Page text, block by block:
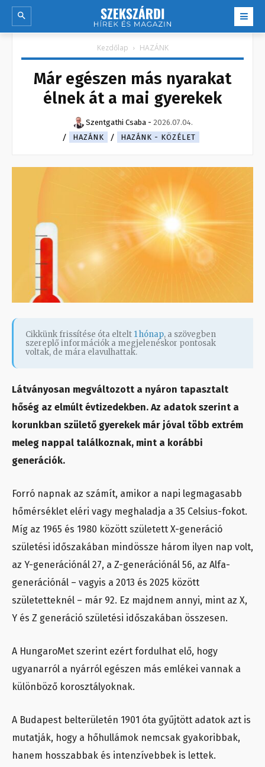
Kezdőlap HAZÁNK
Már egészen más nyarakat
élnek át a mai gyerekek
Szentgathi Csaba - 2026.07.04.
HAZÁNK
HAZÁNK - KÖZÉLET
Cikkünk frissítése óta eltelt 1 hónap, a szövegben
szereplő információk a megjelenéskor pontosak
voltak, de mára elavulhattak.
Látványosan megváltozott a nyáron tapasztalt
hőség az elmúlt évtizedekben. Az adatok szerint a
korunkban születő gyerekek már jóval több extrém
meleg nappal találkoznak, mint a korábbi
generációk.
Forró napnak az számít, amikor a napi legmagasabb
hőmérséklet eléri vagy meghaladja a 35 Celsius-fokot.
Míg az 1965 és 1980 között született X-generáció
születési időszakában mindössze három ilyen nap volt,
az Y-generációnál 27, a Z-generációnál 56, az Alfa-
generációnál – vagyis a 2013 és 2025 között
születetteknél – már 92. Ez majdnem annyi, mint az X,
Y és Z generáció születési időszakában összesen.
A HungaroMet szerint ezért fordulhat elő, hogy
ugyanarról a nyárról egészen más emlékei vannak a
különböző korosztályoknak.
A Budapest belterületén 1901 óta gyűjtött adatok azt is
mutatják, hogy a hőhullámok nemcsak gyakoribbak,
hanem hosszabbak és intenzívebbek is lettek.